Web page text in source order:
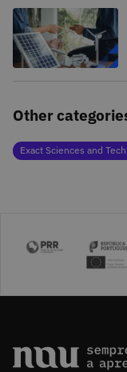
Other
Exact Sciences and